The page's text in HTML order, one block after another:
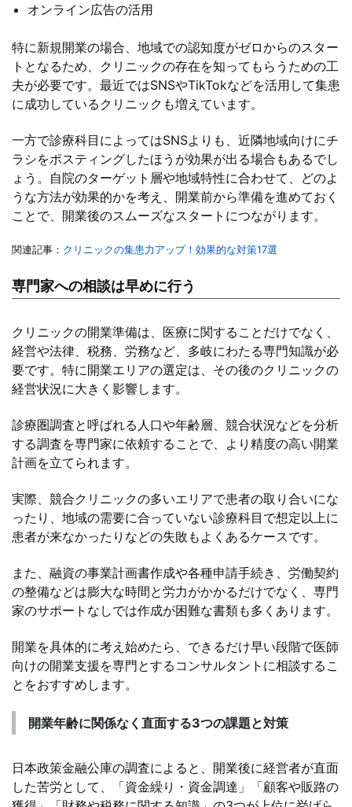
オンライン広告の活用
特に新規開業の場合、地域での認知度がゼロからのスター
トとなるため、クリニックの存在を知ってもらうための工
夫が必要です。最近ではSNSやTikTokなどを活用して集患
に成功しているクリニックも増えています。
一方で診療科目によってはSNSよりも、近隣地域向けにチ
ラシをポスティングしたほうが効果が出る場合もあるでし
ょう。自院のターゲット層や地域特性に合わせて、どのよ
うな方法が効果的かを考え、開業前から準備を進めておく
ことで、開業後のスムーズなスタートにつながります。
関連記事： クリニックの集患力アップ！効果的な対策17選
専門家への相談は早めに行う
クリニックの開業準備は、医療に関することだけでなく、
経営や法律、税務、労務など、多岐にわたる専門知識が必
要です。特に開業エリアの選定は、その後のクリニックの
経営状況に大きく影響します。
診療圏調査と呼ばれる人口や年齢層、競合状況などを分析
する調査を専門家に依頼することで、より精度の高い開業
計画を立てられます。
実際、競合クリニックの多いエリアで患者の取り合いにな
ったり、地域の需要に合っていない診療科目で想定以上に
患者が来なかったりなどの失敗もよくあるケースです。
また、融資の事業計画書作成や各種申請手続き、労働契約
の整備などは膨大な時間と労力がかかるだけでなく、専門
家のサポートなしでは作成が困難な書類も多くあります。
開業を具体的に考え始めたら、できるだけ早い段階で医師
向けの開業支援を専門とするコンサルタントに相談するこ
とをおすすめします。
開業年齢に関係なく直面する3つの課題と対策
日本政策金融公庫の調査によると、開業後に経営者が直面
した苦労として、「資金繰り・資金調達」「顧客や販路の